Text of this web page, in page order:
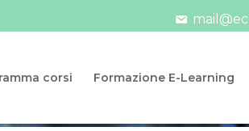
corsi Formazione E-Learning